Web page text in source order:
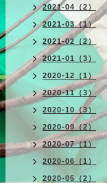
2021-04（2）
2021-03（1）
2021-02（2）
2021-01（3）
2020-12（1）
2020-11（3）
2020-10（3）
2020-09（2）
2020-07（1）
2020-06（1）
2020-05（2）